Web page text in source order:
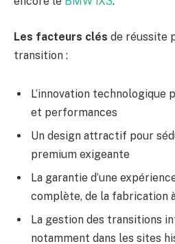
Les facteurs clés de réussite
transition :
L’innovation technologique
et performances
Un design attractif pour
premium exigeante
La garantie d’une
complète, de la fabrication
La gestion des transitions
notamment dans les sites